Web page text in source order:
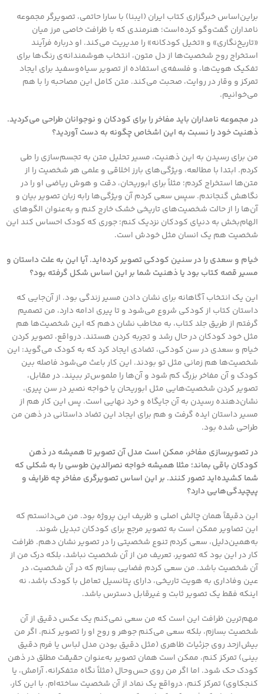
براین‌اساس خبرگزاری کتاب ایران (ایبنا) با سارا حاتمی، تصویرگر مجموعه
نامداران گفت‌وگو کرده‌است؛ هنرمندی که با ظرافت خاصی مرز میان
«تاریخ‌نگاری» و «تخیل کودکانه» را مدیریت می‌کند. او درباره فرآیند
استخراج روح شخصیت‌ها از دل متون، انتخاب هوشمندانه‌ی رنگ‌ها برای
تفکیک هویت‌ها، و فلسفه‌ی استفاده از تصویر سیاه‌وسفید برای ایجاد
تمرکز و وقار در روایت، صحبت می‌کند. متن کامل این مصاحبه را با هم
می‌خوانیم.
در مجموعه نامداران باید مفاخر را برای کودکان و نوجوانان طراحی می‌کردید.
ذهنیت خود را نسبت به این اشخاص چگونه به دست آوردید؟
من برای رسیدن به این ذهنیت، مسیر تحلیل متن به تجسم‌سازی را طی
کردم. ابتدا با مطالعه، ویژگی‌های بارز اخلاقی و علمی هر شخصیت را از
متن‌ها استخراج کردم؛ مثلاً برای ابوریحان، دقت و هوش ریاضی او را در
نگاهش گنجاندم. سپس سعی کردم آن ویژگی‌ها رابه زبان تصویر بیان و
آن‌ها را از حالت شخصیت‌های تاریخی خشک خارج کنم و به‌عنوان الگوهای
الهام‌بخش به دنیای کودکان نزدیک کنم؛ جوری که کودک احساس کند این
شخصیت هم یک انسان مثل خودش است.
خیام و سعدی را در سنین کودکی تصویر کرده‌اید. آیا این به علت داستان و
مسیر قصه کتاب بود یا ذهنیت شما بر این اساس شکل گرفته بود؟
این یک انتخاب آگاهانه برای نشان دادن مسیر زندگی بود. از آن‌جایی که
داستان کتاب از کودکی شروع می‌شود و تا پیری ادامه دارد، من تصمیم
گرفتم از طریق جلد کتاب، به مخاطب نشان دهم که این شخصیت‌ها هم
مثل خود کودکان در حال رشد و تجربه کردن هستند. درواقع، تصویر کردن
خیام و سعدی در سن کودکی، تضادی ایجاد کرد که به کودک می‌گوید: این
شخصیت‌ها هم زمانی مثل تو بودند. این کار باعث می‌شود فاصله بین
کودک و آن مفاخر بزرگ کم شود و آن‌ها را ملموس‌تر ببیند. در مقابل،
تصویر کردن شخصیت‌هایی مثل ابوریحان یا خواجه نصیر در سن پیری،
نشان‌دهنده رسیدن به آن جایگاه و خرد نهایی است. پس این کار هم از
مسیر داستان ایده گرفت و هم برای ایجاد این تضاد داستانی در ذهن من
طراحی شده بود.
در تصویرسازی مفاخر، ممکن است مدل آن تصویر تا همیشه در ذهن
کودکان باقی بماند؛ مثلا همیشه خواجه نصرالدین طوسی را به شکلی که
شما کشیده‌اید تصور کنند. بر این اساس تصویرگری مفاخر چه ظرایف و
پیچیدگی‌هایی دارد؟
این دقیقاً همان چالش اصلی و ظریف این پروژه بود. من می‌دانستم که
این تصاویر ممکن است به تصویر مرجع برای کودکان تبدیل شوند.
به‌همین‌دلیل، سعی کردم تنوع شخصیتی را در تصویر نشان دهم. ظرافت
کار در این بود که تصویر، تعریف من از آن شخصیت نباشد، بلکه درک من از
آن شخصیت باشد. من سعی کردم فضایی بسازم که در آن شخصیت، در
عین وفاداری به هویت تاریخی، دارای پتانسیل تعامل با کودک باشد، نه
اینکه فقط یک تصویر ثابت و غیرقابل دسترس باشد.
مهم‌ترین ظرافت این است که من سعی نمی‌کنم یک عکس دقیق از آن
شخصیت بسازم، بلکه سعی می‌کنم جوهر و روح او را تصویر کنم. اگر من
بیش‌ازحد روی جزئیات ظاهری (مثل دقیق بودن مدل لباس یا فرم دقیق
بینی) تمرکز کنم، ممکن است همان تصویر به‌عنوان حقیقت مطلق در ذهن
کودک حک شود. اما اگر من روی حس‌وحال (مثلاً نگاه متفکرانه، آرامش، یا
کنجکاوی) تمرکز کنم، درواقع یک نماد از آن شخصیت ساخته‌ام. با این کار،